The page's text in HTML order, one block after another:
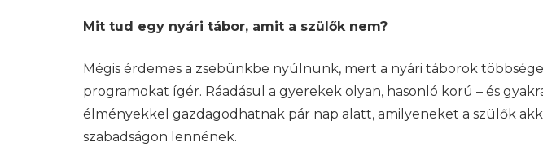
Mit tud egy nyári tábor, amit a szülők nem?
Mégis érdemes a zsebünkbe nyúlnunk, mert a nyári táborok
programokat ígér. Ráadásul a gyerekek olyan, hasonló korú – és
élményekkel gazdagodhatnak pár nap alatt, amilyeneket a szülők
szabadságon lennének.